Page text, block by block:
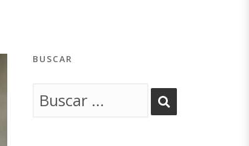
BUSCAR